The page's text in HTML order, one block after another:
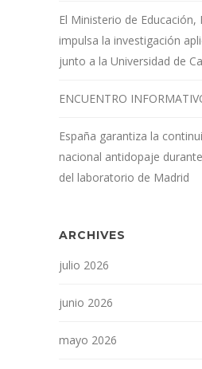
El Ministerio de Educación,
impulsa la investigación
junto a la Universidad de
ENCUENTRO
España garantiza la
nacional antidopaje
del laboratorio de Madrid
ARCHIVES
julio 2026
junio 2026
mayo 2026